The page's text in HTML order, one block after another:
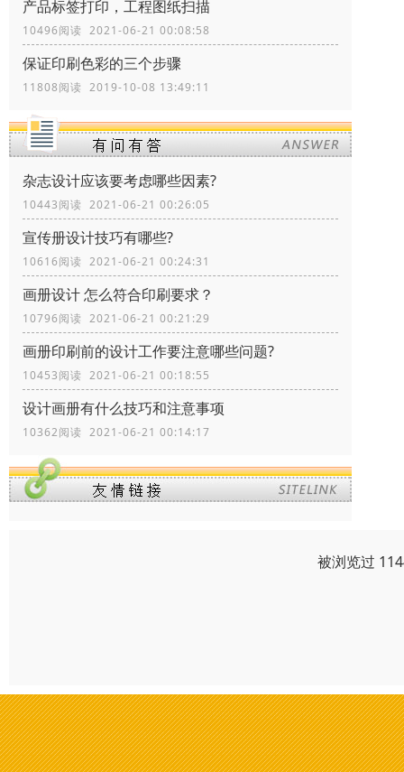
产品标签打印，工程图纸扫描
10496阅读 2021-06-21 00:08:58
保证印刷色彩的三个步骤
11808阅读 2019-10-08 13:49:11
杂志设计应该要考虑哪些因素?
10443阅读 2021-06-21 00:26:05
宣传册设计技巧有哪些?
10616阅读 2021-06-21 00:24:31
画册设计 怎么符合印刷要求？
10796阅读 2021-06-21 00:21:29
画册印刷前的设计工作要注意哪些问题?
10453阅读 2021-06-21 00:18:55
设计画册有什么技巧和注意事项
10362阅读 2021-06-21 00:14:17
被浏览过